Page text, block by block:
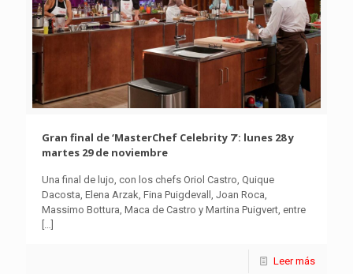
Gran final de ‘MasterChef Celebrity 7’: lunes 28 y
martes 29 de noviembre
Una final de lujo, con los chefs Oriol Castro, Quique
Dacosta, Elena Arzak, Fina Puigdevall, Joan Roca,
Massimo Bottura, Maca de Castro y Martina Puigvert, entre
[…]
Leer más